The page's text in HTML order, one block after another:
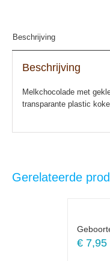
Beschrijving
Beschrijving
Melkchocolade met
transparante plastic
Gerelateerde
€7,95